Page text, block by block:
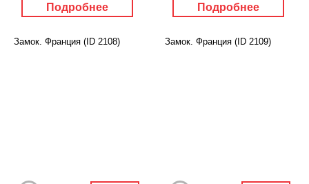
Подробнее Подробнее
Замок. Франция (ID 2108) Замок. Франция (ID 2109)